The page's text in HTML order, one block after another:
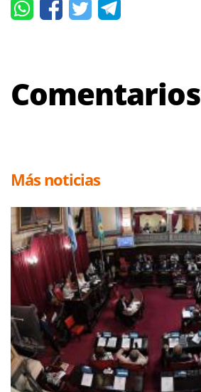
Comentarios
Más noticias